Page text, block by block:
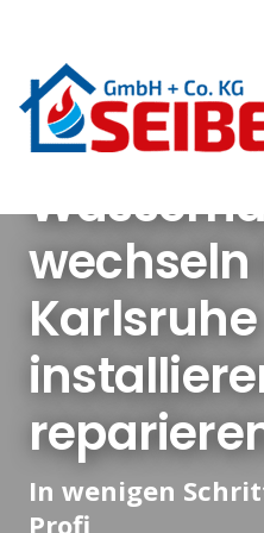
wechseln
Karlsruhe
In wenigen
Profi